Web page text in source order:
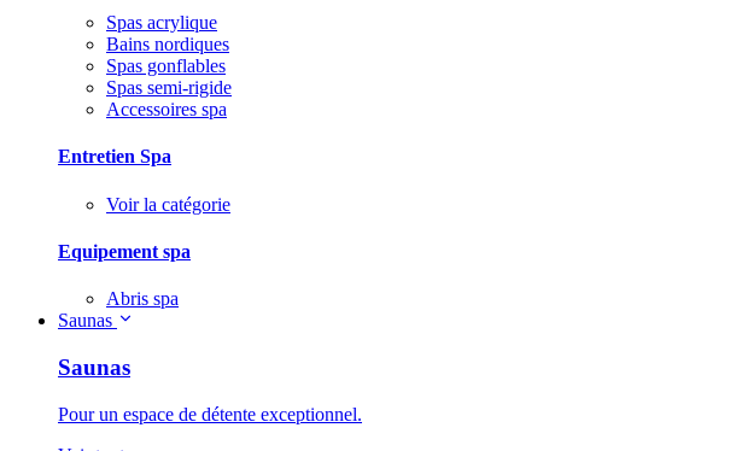
Spas acrylique
Bains nordiques
Spas gonflables
Spas semi-rigide
Accessoires spa
Entretien Spa
Voir la catégorie
Equipement spa
Abris spa
Saunas
Saunas
Pour un espace de détente exceptionnel.